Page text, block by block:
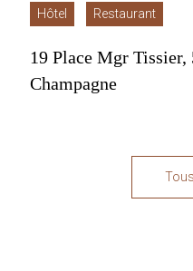
Hôtel Restaurant
19 Place Mgr Tissier,
Champagne